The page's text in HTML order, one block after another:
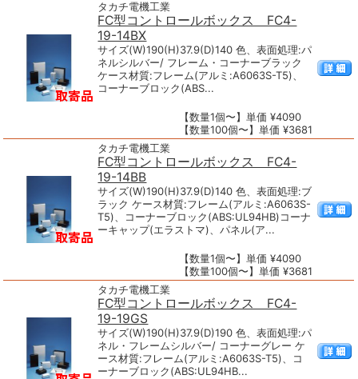
タカチ電機工業
FC型コントロールボックス FC4-
19-14BX
サイズ(W)190(H)37.9(D)140 色、表面処理:パ
ネルシルバー/ フレーム・コーナーブラック
ケース材質:フレーム(アルミ:A6063S-T5)、
コーナーブロック(ABS...
【数量1個〜】単価 ¥4090
【数量100個〜】単価 ¥3681
タカチ電機工業
FC型コントロールボックス FC4-
19-14BB
サイズ(W)190(H)37.9(D)140 色、表面処理:ブ
ラック ケース材質:フレーム(アルミ:A6063S-
T5)、コーナーブロック(ABS:UL94HB)コーナ
ーキャップ(エラストマ)、パネル(ア...
【数量1個〜】単価 ¥4090
【数量100個〜】単価 ¥3681
タカチ電機工業
FC型コントロールボックス FC4-
19-19GS
サイズ(W)190(H)37.9(D)190 色、表面処理:パ
ネル・フレームシルバー/ コーナーグレー ケ
ース材質:フレーム(アルミ:A6063S-T5)、コ
ーナーブロック(ABS:UL94HB...